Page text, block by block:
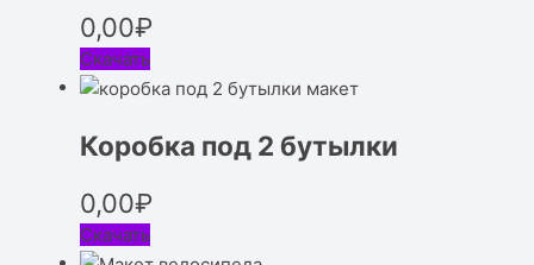
0,00₽
Скачать
Коробка под 2 бутылки
0,00₽
Скачать